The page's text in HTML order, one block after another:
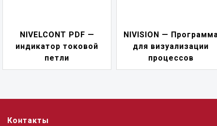
NIVELCONT PDF —
индикатор токовой
петли
NIVISION —
для визуализации
процессов
Контакты